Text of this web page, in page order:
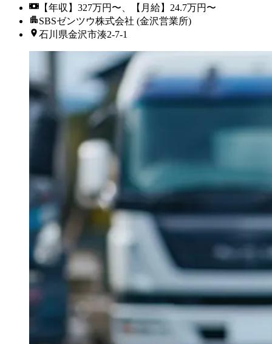
【年収】327万円〜、【月給】24.7万円〜
SBSゼンツウ株式会社 (金沢営業所)
石川県金沢市湊2-7-1